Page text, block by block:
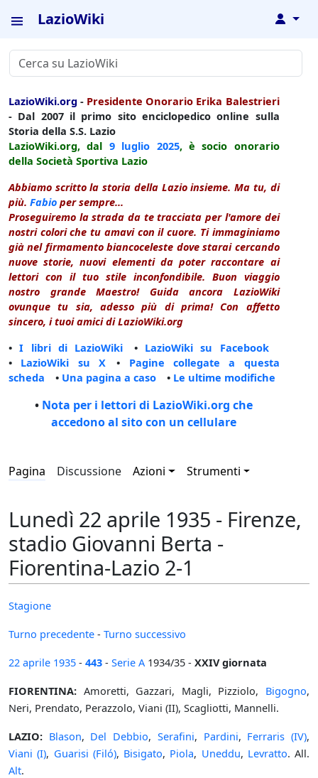
LazioWiki ↓
LazioWiki.org - Presidente Onorario Erika Balestrieri
- Dal 2007 il primo sito enciclopedico online sulla
Storia della S.S. Lazio
LazioWiki.org, dal 9 luglio 2025, è socio onorario
della Società Sportiva Lazio
Abbiamo scritto la storia della Lazio insieme. Ma tu, di
più. Fabio per sempre...
Proseguiremo la strada da te tracciata per l'amore dei
nostri colori che tu amavi con il cuore. Ti immaginiamo
già nel firmamento biancoceleste dove starai cercando
nuove storie, nuovi elementi da poter raccontare ai
lettori con il tuo stile inconfondibile. Buon viaggio
nostro grande Maestro! Guida ancora LazioWiki
ovunque tu sia, adesso più di prima! Con affetto
sincero, i tuoi amici di LazioWiki.org
•I libri di LazioWiki • LazioWiki su Facebook
• LazioWiki su X • Pagine collegate a questa
scheda • Una pagina a caso • Le ultime modifiche
• Nota per i lettori di LazioWiki.org che
accedono al sito con un cellulare
Pagina Discussione Azioni Strumenti
Lunedì 22 aprile 1935 - Firenze,
stadio Giovanni Berta -
Fiorentina-Lazio 2-1
Stagione
Turno precedente - Turno successivo
22 aprile 1935 - 443 - Serie A 1934/35 - XXIV giornata
FIORENTINA: Amoretti, Gazzari, Magli, Pizziolo, Bigogno,
Neri, Prendato, Perazzolo, Viani (II), Scagliotti, Mannelli.
LAZIO: Blason, Del Debbio, Serafini, Pardini, Ferraris (IV),
Viani (I), Guarisi (Filó), Bisigato, Piola, Uneddu, Levratto. All.
Alt.